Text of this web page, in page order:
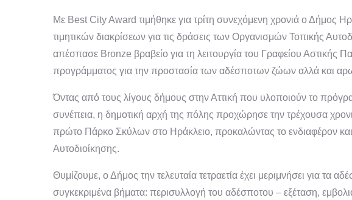
Με Best City Award τιμήθηκε για τρίτη συνεχόμενη χρονιά ο Δήμος
τιμητικών διακρίσεων για τις δράσεις των Οργανισμών Τοπικής
απέσπασε Bronze βραβείο για τη λειτουργία του Γραφείου Αστικής
προγράμματος για την προστασία των αδέσποτων ζώων αλλά και
Όντας από τους λίγους δήμους στην Αττική που υλοποιούν το
συνέπεια, η δημοτική αρχή της πόλης προχώρησε την τρέχουσα
πρώτο Πάρκο Σκύλων στο Ηράκλειο, προκαλώντας το ενδιαφέρον
Αυτοδιοίκησης.
Θυμίζουμε, ο Δήμος την τελευταία τετραετία έχει μεριμνήσει για τα
συγκεκριμένα βήματα: περισυλλογή του αδέσποτου – εξέταση,